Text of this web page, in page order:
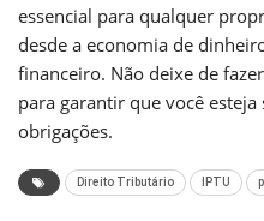
essencial para qualquer
desde a economia de
financeiro. Não deixe de
para garantir que você
obrigações.
Direito Tributário IPTU